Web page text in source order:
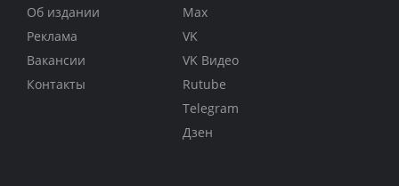
Об издании
Реклама
Вакансии
Контакты
Max
VK
VK Видео
Rutube
Telegram
Дзен